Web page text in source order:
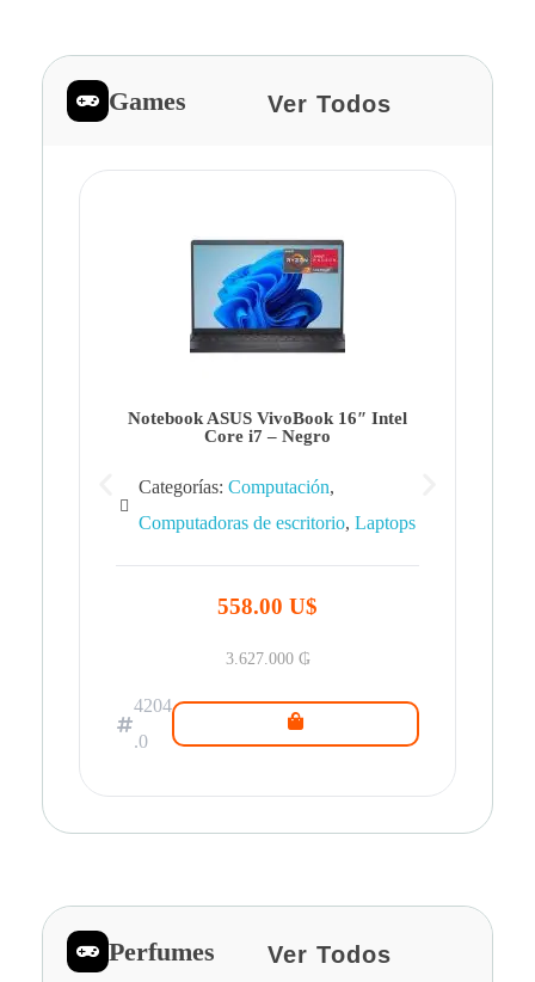
Games Ver Todos
Notebook ASUS VivoBook 16″ Intel
Core i7 – Negro
Categorías: Computación,
Computadoras de escritorio, Laptops
558.00 U$
3.627.000 ₲
4204
.0
Perfumes Ver Todos